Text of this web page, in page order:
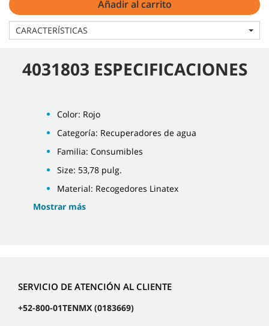
Añadir al carrito
CARACTERÍSTICAS
4031803 ESPECIFICACIONES
Color: Rojo
Categoría: Recuperadores de agua
Familia: Consumibles
Size: 53,78 pulg.
Material: Recogedores Linatex
Mostrar más
SERVICIO DE ATENCIÓN AL CLIENTE
+52-800-01TENMX (0183669)